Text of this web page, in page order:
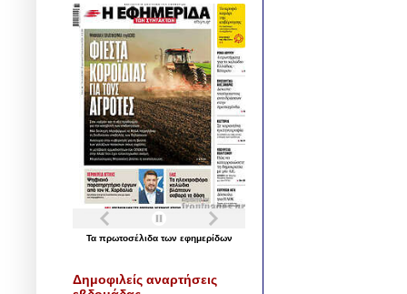
Τα πρωτοσέλιδα των εφημερίδων
Δημοφιλείς αναρτήσεις